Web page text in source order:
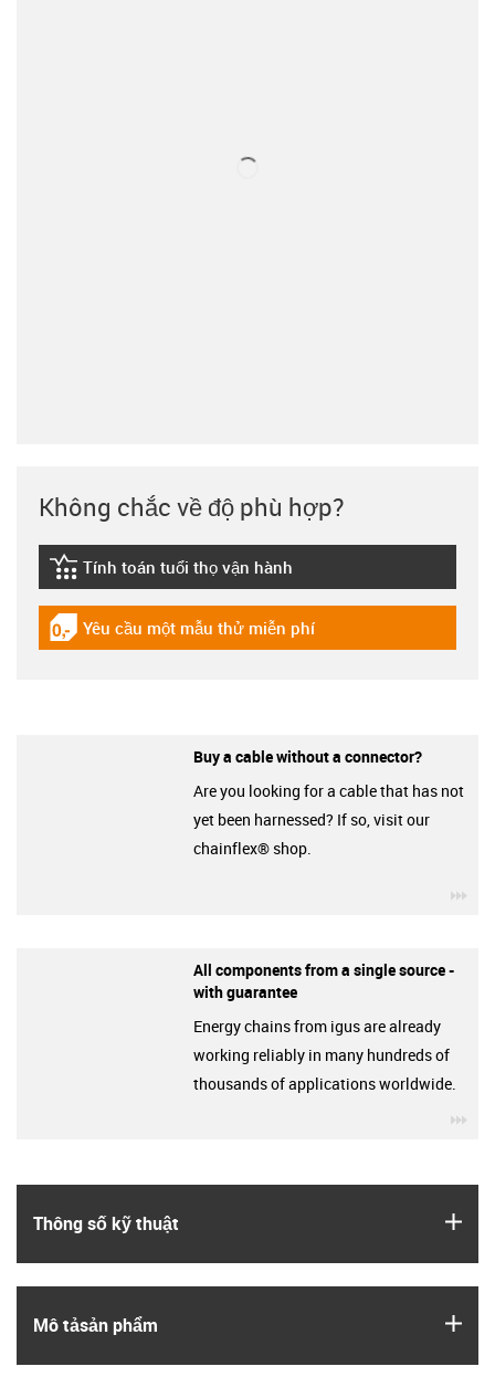
Thông số kỹ thuật
Mô tả­sản phẩm
Không chắc về độ phù hợp?
igus-icon-lebensdauerrechner
Tính toán tuổi thọ vận hành
igus-icon-gratismuster
Yêu cầu một mẫu thử miễn phí
Buy a cable without a connector?
Are you looking for a cable that has not
yet been harnessed? If so, visit our
chainflex® shop.
All components from a single source -
with guarantee
Energy chains from igus are already
working reliably in many hundreds of
thousands of applications worldwide.